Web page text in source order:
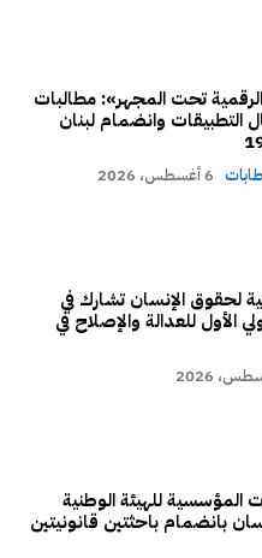
تحت المجهر»: مطالبات
التطبيقات وانضمام لبنان
6 أغسطس، 2026
لحقوق الإنسان تشارك في
الأول للعدالة والإصلاح في
المؤسسية للهيئة الوطنية
بانضمام باحثتين قانونيتين